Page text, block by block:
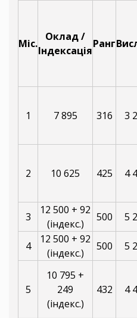
Міс.
Оклад /
Індексація
Ранг
1 7 895 316 3
2 10 625 425 4
3
12 500 + 92
(індекс.)
500 5
4
12 500 + 92
(індекс.)
500 5
5
10 795 +
249
(індекс.)
432 4